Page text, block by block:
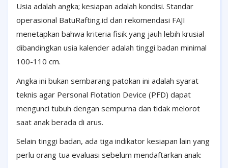
Usia adalah angka; kesiapan adalah kondisi. Standar
operasional BatuRafting.id dan rekomendasi FAJI
menetapkan bahwa kriteria fisik yang jauh lebih krusial
dibandingkan usia kalender adalah tinggi badan minimal
100-110 cm.
Angka ini bukan sembarang patokan ini adalah syarat
teknis agar Personal Flotation Device (PFD) dapat
mengunci tubuh dengan sempurna dan tidak melorot
saat anak berada di arus.
Selain tinggi badan, ada tiga indikator kesiapan lain yang
perlu orang tua evaluasi sebelum mendaftarkan anak: